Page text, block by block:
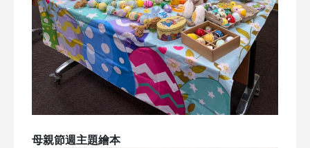
母親節週主題繪本